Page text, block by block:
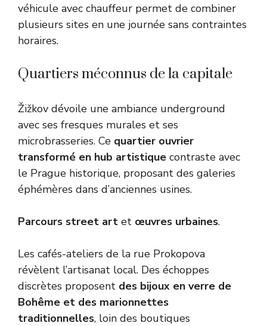
véhicule avec chauffeur permet de combiner
plusieurs sites en une journée sans contraintes
horaires.
Quartiers méconnus de la capitale
Žižkov dévoile une ambiance underground
avec ses fresques murales et ses
microbrasseries. Ce quartier ouvrier
transformé en hub artistique contraste avec
le Prague historique, proposant des galeries
éphémères dans d’anciennes usines.
Parcours street art et œuvres urbaines.
Les cafés-ateliers de la rue Prokopova
révèlent l’artisanat local. Des échoppes
discrètes proposent des bijoux en verre de
Bohême et des marionnettes
traditionnelles, loin des boutiques